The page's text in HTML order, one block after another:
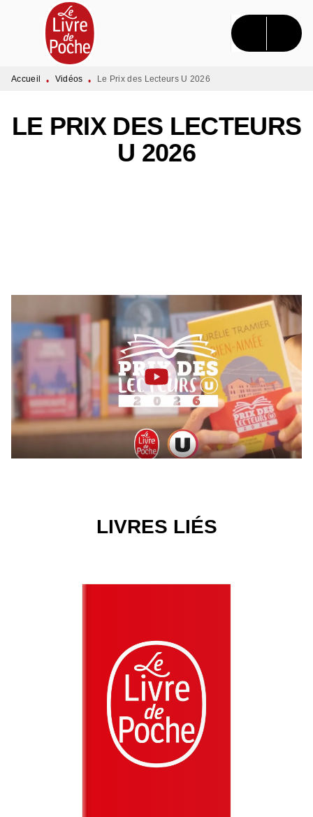
MENU RECHERCHE CONTENU
PIED DE PAGE
Accueil • Vidéos • Le Prix des Lecteurs U 2026
LE PRIX DES LECTEURS
U 2026
LIVRES LIÉS